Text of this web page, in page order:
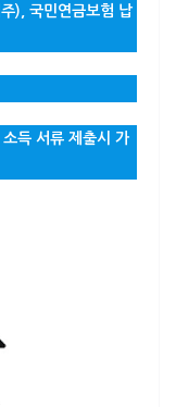
), 국민연금보험 납
득 서류 제출시 가